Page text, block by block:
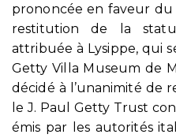
prononcée en faveur du
restitution de la
attribuée à Lysippe, qui
Getty Villa Museum de
décidé à l’unanimité de
le J. Paul Getty Trust
émis par les autorités